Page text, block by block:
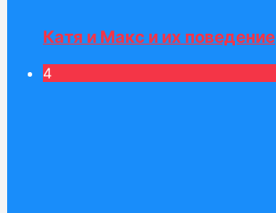
Катя и Макс и их поведение
4